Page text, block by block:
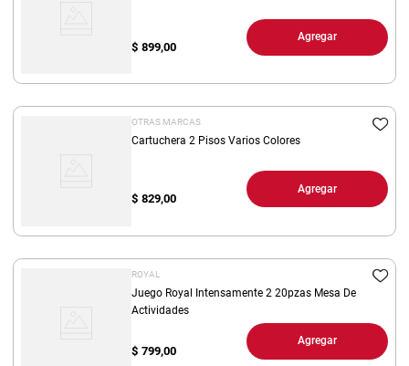
$ 899,00
Agregar
OTRAS MARCAS
Cartuchera 2 Pisos Varios Colores
$ 829,00
Agregar
ROYAL
Juego Royal Intensamente 2 20pzas Mesa De
Actividades
$ 799,00
Agregar